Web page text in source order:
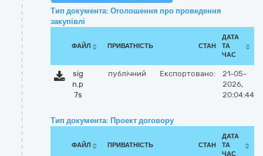
Тип документа: Оголошення про проведення
закупівлі
ФАЙЛ ПРИВАТНІСТЬ СТАН
ДАТА
ТА
ЧАС
sig
n.p
7s
публічний Експортовано:
21-05-
2026,
20:04:44
Тип документа: Проект договору
ФАЙЛ ПРИВАТНІСТЬ СТАН
ДАТА
ТА
ЧАС